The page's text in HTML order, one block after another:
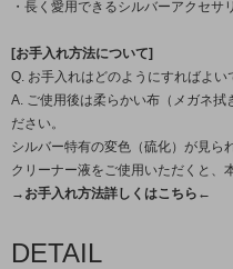
・長く愛用できるシルバーアクセサ
[お手入れ方法について]
Q. お手入れはどのようにすればよい
A. ご使用後は柔らかい布（メガネ拭
ださい。
シルバー特有の変色（硫化）が見ら
クリーナー液をご使用いただくと、
→お手入れ方法詳しくはこちら←
DETAIL